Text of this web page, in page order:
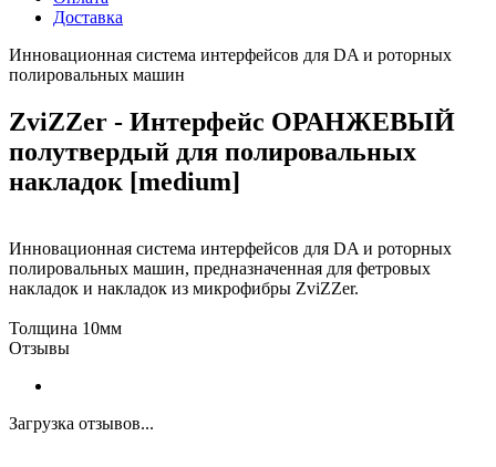
Доставка
Инновационная система интерфейсов для DA и роторных
полировальных машин
ZviZZer - Интерфейс ОРАНЖЕВЫЙ
полутвердый для полировальных
накладок [medium]
Инновационная система интерфейсов для DA и роторных
полировальных машин, предназначенная для фетровых
накладок и накладок из микрофибры ZviZZer.
Толщина 10мм
Отзывы
Загрузка отзывов...